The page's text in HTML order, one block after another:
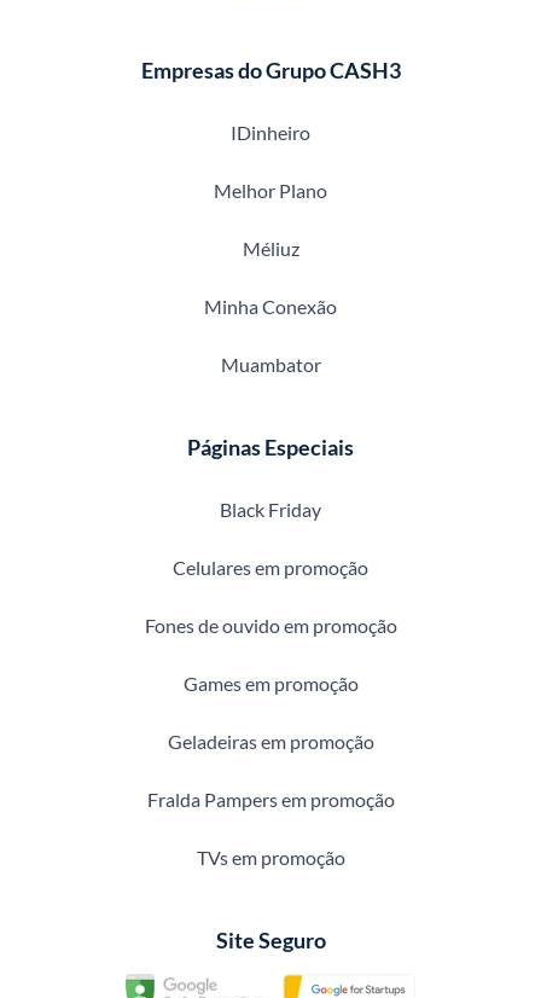
Empresas do Grupo CASH3
IDinheiro
Melhor Plano
Méliuz
Minha Conexão
Muambator
Páginas Especiais
Black Friday
Celulares em promoção
Fones de ouvido em promoção
Games em promoção
Geladeiras em promoção
Fralda Pampers em promoção
TVs em promoção
Site Seguro